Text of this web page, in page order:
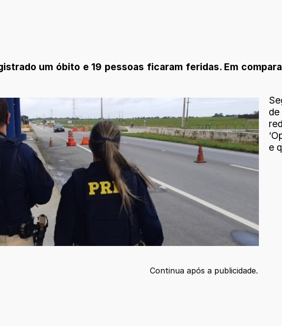
um óbito e 19 pessoas ficaram feridas. Em
e
Continua após a publicidade.